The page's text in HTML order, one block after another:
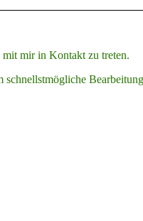
mit mir in Kontakt zu treten.
schnellstmögliche